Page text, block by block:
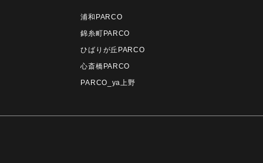
浦和PARCO
錦糸町PARCO
ひばりが丘PARCO
心斎橋PARCO
PARCO_ya上野